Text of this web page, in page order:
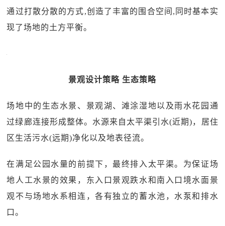
通过打散分散的方式,创造了丰富的围合空间,同时基本实
现了场地的土方平衡。
景观设计策略 生态策略
场地中的生态水景、景观湖、滩涂湿地以及雨水花园通
过绿廊连接形成整体。水源来自太平渠引水(近期)，居住
区生活污水(远期)净化以及地表径流。
在满足公园水量的前提下，最终排入太平渠。为保证场
地人工水景的效果，东入口景观跌水和南入口境水面景
观不与场地水系相连，各有独立的蓄水池，水泵和排水
口。